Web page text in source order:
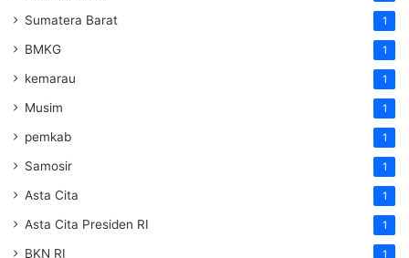
Sumatera Barat 1
BMKG 1
kemarau 1
Musim 1
pemkab 1
Samosir 1
Asta Cita 1
Asta Cita Presiden RI 1
BKN RI 1